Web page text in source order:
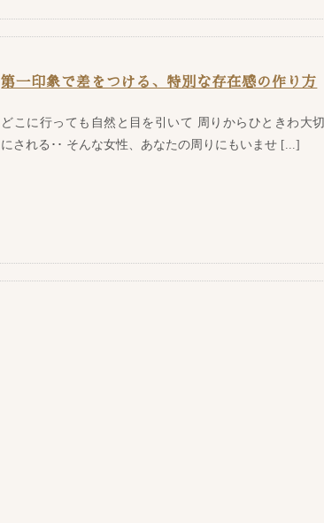
第一印象で差をつける、特別な存在感の作り方
どこに行っても自然と目を引いて 周りからひときわ大切
にされる･･ そんな女性、あなたの周りにもいませ [...]